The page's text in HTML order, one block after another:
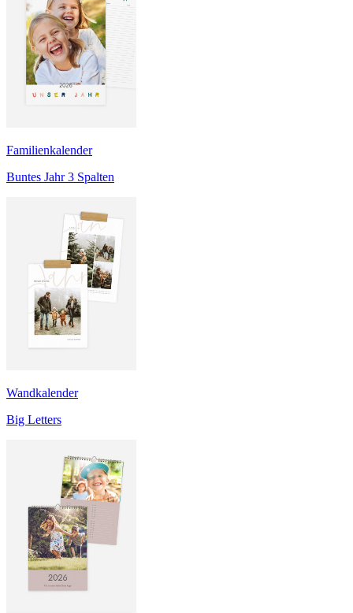
Familienkalender
Buntes Jahr 3 Spalten
Wandkalender
Big Letters